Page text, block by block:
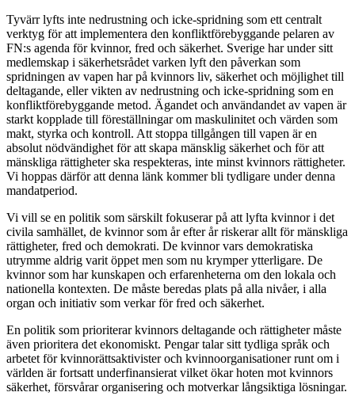
Tyvärr lyfts inte nedrustning och icke-spridning som ett centralt
verktyg för att implementera den konfliktförebyggande pelaren av
FN:s agenda för kvinnor, fred och säkerhet. Sverige har under sitt
medlemskap i säkerhetsrådet varken lyft den påverkan som
spridningen av vapen har på kvinnors liv, säkerhet och möjlighet till
deltagande, eller vikten av nedrustning och icke-spridning som en
konfliktförebyggande metod. Ägandet och användandet av vapen är
starkt kopplade till föreställningar om maskulinitet och värden som
makt, styrka och kontroll. Att stoppa tillgången till vapen är en
absolut nödvändighet för att skapa mänsklig säkerhet och för att
mänskliga rättigheter ska respekteras, inte minst kvinnors rättigheter.
Vi hoppas därför att denna länk kommer bli tydligare under denna
mandatperiod.
Vi vill se en politik som särskilt fokuserar på att lyfta kvinnor i det
civila samhället, de kvinnor som år efter år riskerar allt för mänskliga
rättigheter, fred och demokrati. De kvinnor vars demokratiska
utrymme aldrig varit öppet men som nu krymper ytterligare. De
kvinnor som har kunskapen och erfarenheterna om den lokala och
nationella kontexten. De måste beredas plats på alla nivåer, i alla
organ och initiativ som verkar för fred och säkerhet.
En politik som prioriterar kvinnors deltagande och rättigheter måste
även prioritera det ekonomiskt. Pengar talar sitt tydliga språk och
arbetet för kvinnorättsaktivister och kvinnoorganisationer runt om i
världen är fortsatt underfinansierat vilket ökar hoten mot kvinnors
säkerhet, försvårar organisering och motverkar långsiktiga lösningar.